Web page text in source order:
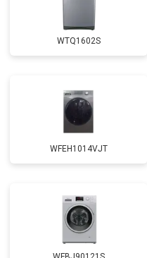
WTQ1602S
WFEH1014VJT